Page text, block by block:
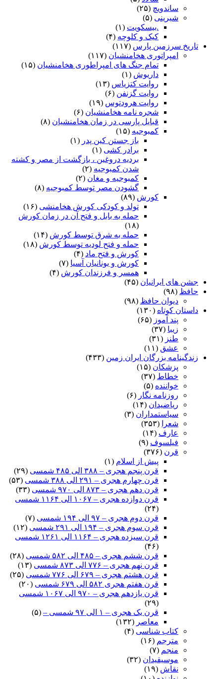
ساندویچ (۲۵)
شیرینی (۵)
.بیسکویت (۱)
کیک و کلوچه (۴)
تاریخ سرزمین پارس (۱۱۷)
امپراتوری هخامنشیان (۱۱۷)
تمام جنگ های امپراطوری هخامنشیان (۱۵)
داریوش (۱)
روایت کتزیاس (۱۳)
روایت گزنفن (۶)
روایت هرودتوس (۱۹)
شجره نامه هخامنشیان (۶)
قبایل پارسی در زمان هخامنشیان (۸)
کمبوجیه (۱۵)
باز جستن کین پدر (۱)
برادر کشی (۱)
بردیه دروغین ، بازگشت از مصر و کشته
شدن کمبوجیه (۲)
کمبوجیه و مغان (۲)
گشودن مصر توسط کمبوجیه (۸)
کورش (۸۹)
تولد و کودکی کورش هخامنشی (۱۶)
حمله به بابل و فتح آن در زمان کورش
(۱۸)
حمله به شرق توسط کورش (۱۴)
حمله و فتح لودیه توسط کورش (۱۸)
کورش و فتح ماد (۴)
کورش و یونانیان آسیا (۷)
همسر و فرزندان کورش (۴)
جشن های ایرانیان (۴۵)
حافظ (۹۸)
دیوان حافظ (۹۸)
داستان کوتاه (۱۳۰)
پند آموز (۶۵)
زیبا (۳۷)
طنز (۳۱)
عشق (۱۱)
زندگینامه بزرگان ایران زمین (۴۳۳)
پزشکان (۱۵)
خطاط (۳۷)
خواننده (۵)
روزنامه نگار (۶)
ریاضیدان (۱۴)
سیاستمداران (۳)
شعرا
(۳۵۳)
عارف (۱۴)
فیلسوف (۹)
قرن (۳۷۶)
پیش از اسلام (۱)
قرن پنجم هجری – ۳۸۸ الی ۴۸۵ شمسی
(۲۹)
قرن چهارم هجری – ۲۹۱ الی ۳۸۸ شمسی
(۵۳)
قرن دهم هجری – ۸۷۳ الی ۹۷۰ شمسی
(۳۳)
قرن دوازده هجری – ۱۰۶۷ الی ۱۱۶۴ شمسی
(۲۴)
قرن دوم هجری – ۹۷ الی ۱۹۴ شمسی
(۷)
قرن سوم هجری – ۱۹۴ الی ۲۹۱ شمسی
(۱۲)
قرن سیزده هجری – ۱۱۶۴ الی ۱۲۶۱ شمسی
(۴۶)
قرن ششم هجری – ۴۸۵ الی ۵۸۲ شمسی
(۲۸)
قرن نهم هجری – ۷۷۶ الی ۸۷۳ شمسی
(۱۳)
قرن هشتم هجری – ۶۷۹ الی ۷۷۶ شمسی
(۲۵)
قرن هفتم هجری ۵۸۲ الی ۶۷۹ شمسی
(۲۰)
قرن یازدهم هجری – ۹۷۰ الی ۱۰۶۷ شمسی
(۲۹)
قرن یک هجری – ۱ الی ۹۷ شمسی –
(۵)
معاصر (۱۳۲)
کتاب شناسی (۴)
مترجم (۱۶)
منجم (۷)
موسیقیدان (۳۲)
نقاش (۱۹)